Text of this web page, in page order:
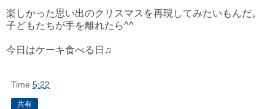
楽しかった思い出のクリスマスを再現してみたいもんだ。
子どもたちが手を離れたら^^
今日はケーキ食べる日♫
Time 5:22
共有